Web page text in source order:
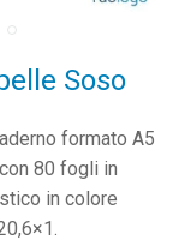
Soso
formato A5
80 fogli in
in colore